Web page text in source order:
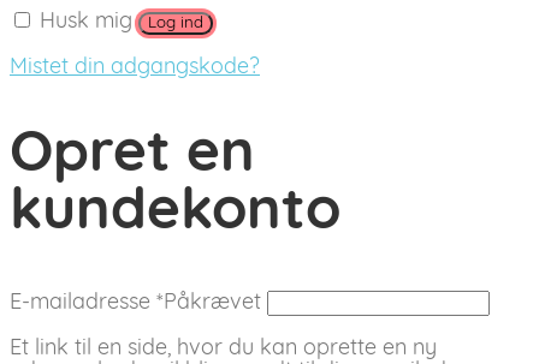
Husk mig Log ind
Mistet din adgangskode?
Opret en
kundekonto
E-mailadresse *Påkrævet
Et link til en side, hvor du kan oprette en ny